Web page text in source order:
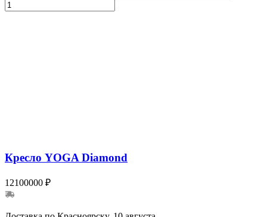
Кресло YOGA Diamond
12100000 ₽